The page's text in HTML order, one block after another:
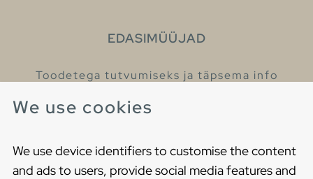
We use cookies
We use device identifiers to customise the content
and ads to users, provide social media features and
EDASIMÜÜJAD
Toodetega tutvumiseks ja täpsema info